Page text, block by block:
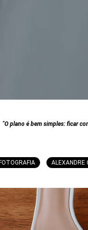
"O plano é bem simples: ficar
ALEXANDRE